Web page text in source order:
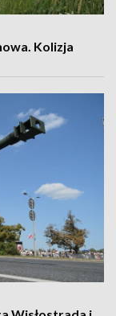
Kolizja